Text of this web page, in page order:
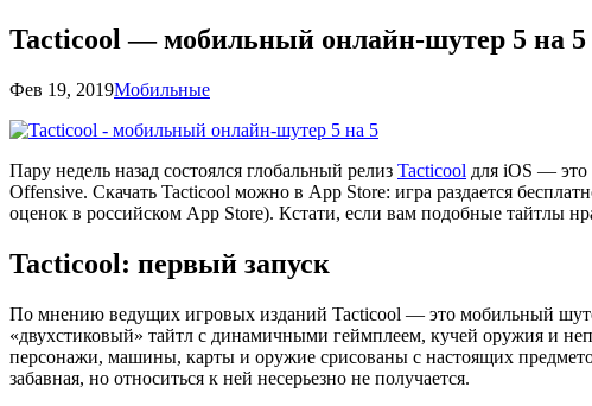
Tacticool — мобильный онлайн-шутер 5 на 5
Фев 19, 2019Мобильные
Пару недель назад состоялся глобальный релиз Tacticool для iOS — это
Offensive. Скачать Tacticool можно в App Store: игра раздается
оценок в российском App Store). Кстати, если вам подобные тайтлы
Tacticool: первый запуск
По мнению ведущих игровых изданий Tacticool — это мобильный
«двухстиковый» тайтл с динамичными геймплеем, кучей оружия и
персонажи, машины, карты и оружие срисованы с настоящих
забавная, но относиться к ней несерьезно не получается.